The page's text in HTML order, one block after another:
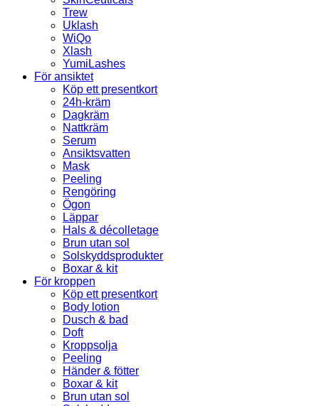
Trew
Uklash
WiQo
Xlash
YumiLashes
För ansiktet
Köp ett presentkort
24h-kräm
Dagkräm
Nattkräm
Serum
Ansiktsvatten
Mask
Peeling
Rengöring
Ögon
Läppar
Hals & décolletage
Brun utan sol
Solskyddsprodukter
Boxar & kit
För kroppen
Köp ett presentkort
Body lotion
Dusch & bad
Doft
Kroppsolja
Peeling
Händer & fötter
Boxar & kit
Brun utan sol